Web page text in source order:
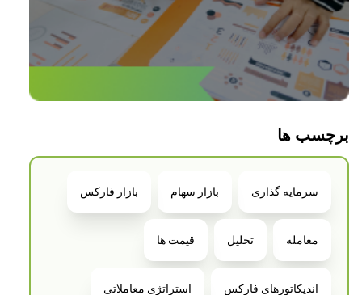
برچسب ها
سرمایه گذاری بازار سهام بازار فارکس
معامله تحلیل قیمت ها
اندیکاتورهای فارکس استراتژی معاملاتی